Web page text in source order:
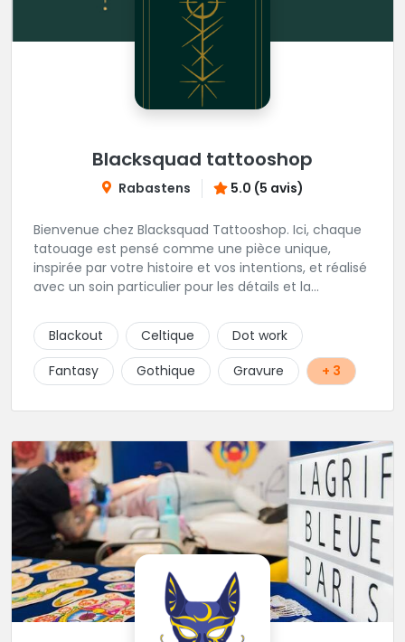
Blacksquad tattooshop
Rabastens 5.0 (5 avis)
Bienvenue chez Blacksquad Tattooshop. Ici, chaque
tatouage est pensé comme une pièce unique,
inspirée par votre histoire et vos intentions, et réalisé
avec un soin particulier pour les détails et la
talentueux, capables de travailler une large gamme
de styles, pour vous offrir des créations aussi variées
que chargées de sens. Tout au long de l’année, nous
accueillons également des guests venus d’horizons
bâtiment chargé d’histoire, Blacksquad Tattooshop
est un lieu où se mêlent intimité, créativité et bien-
être. Ici, on tatoue pour marquer la peau et l’âme. 🌐
RDV : https://www.blacksquad-
tattooshop.com/contact
Blackout Celtique
Dot work
Fantasy
Gothique Gravure + 3